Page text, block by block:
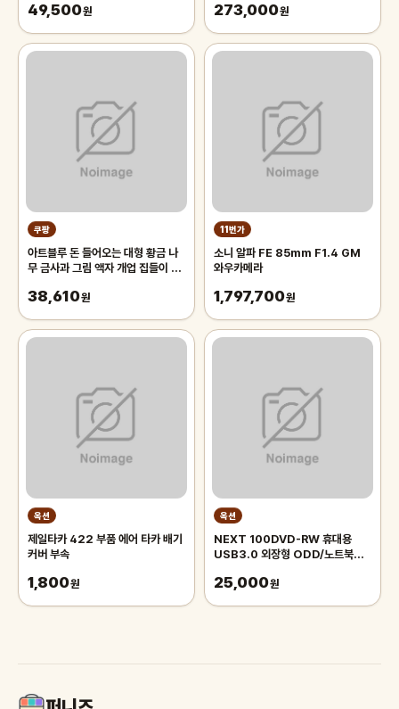
49,500원 273,000원
쿠팡
아트블루 돈 들어오는 대형 황금 나
무 금사과 그림 액자 개업 집들이 선
38,610원
11번가
소니 알파 FE 85mm F1.4 GM
와우카메라
1,797,700원
옥션
제일타카 422 부품 에어 타카 배기
커버 부속
1,800원
옥션
NEXT 100DVD-RW 휴대용
USB3.0 외장형 ODD/노트북CD
25,000원